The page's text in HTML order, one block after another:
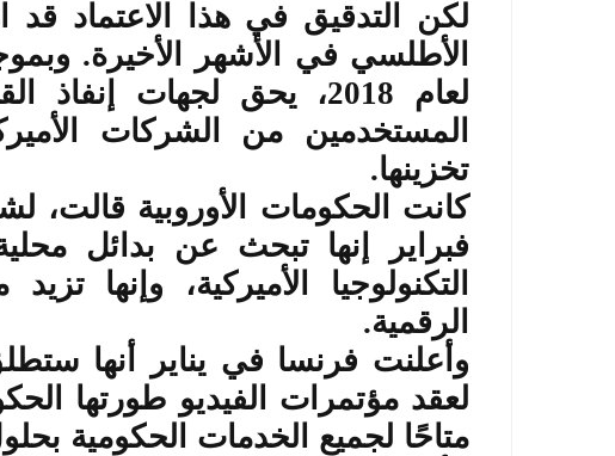
لكن التدقيق في هذا الاعتماد قد
الأطلسي في الأشهر الأخيرة.
لعام 2018، يحق لجهات
المستخدمين من الشركات
تخزينها.
كانت الحكومات الأوروبية
فبراير إنها تبحث عن بدائل
التكنولوجيا الأميركية، وإنها
الرقمية.
وأعلنت فرنسا في يناير أنها
لعقد مؤتمرات الفيديو طورتها